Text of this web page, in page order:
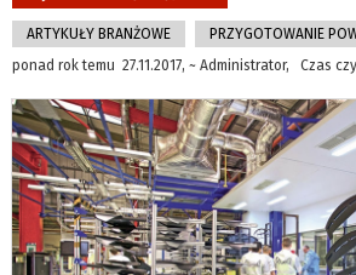
ARTYKUŁY BRANŻOWE
PRZYGOTOWANIE
ponad rok temu 27.11.2017, ~ Administrator, Czas